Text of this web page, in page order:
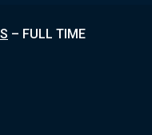
– FULL TIME